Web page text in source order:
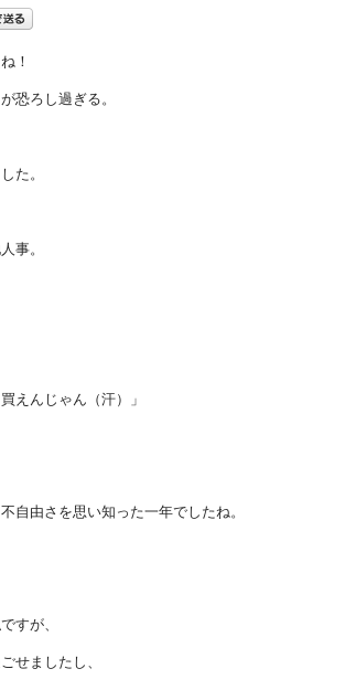
！
恐ろし過ぎる。
た。
事。
えんじゃん（汗）」
自由さを思い知った一年でしたね。
すが、
せましたし、